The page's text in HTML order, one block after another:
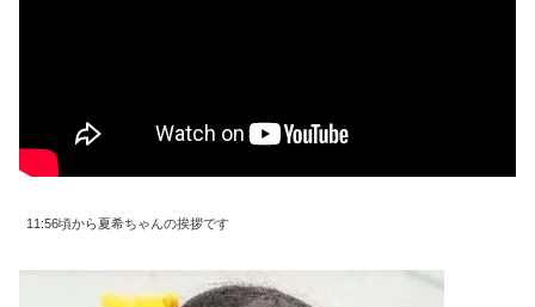
11:56頃から夏希ちゃんの挨拶です